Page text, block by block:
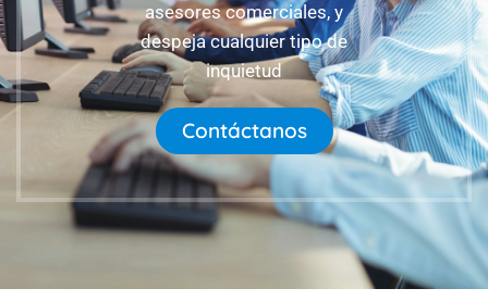
asesores comerciales, y
despeja cualquier tipo de
inquietud
Contáctanos